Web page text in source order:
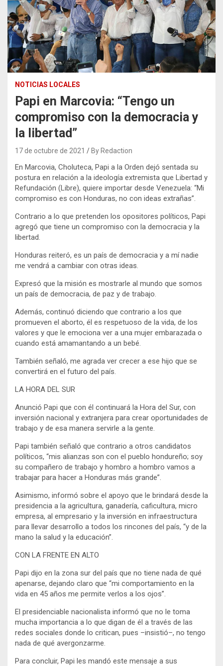
NOTICIAS LOCALES
Papi en Marcovia: “Tengo un
compromiso con la democracia y
la libertad”
17 de octubre de 2021 By Redaction
En Marcovia, Choluteca, Papi a la Orden dejó sentada su
postura en relación a la ideología extremista que Libertad y
Refundación (Libre), quiere importar desde Venezuela: “Mi
compromiso es con Honduras, no con ideas extrañas”.
Contrario a lo que pretenden los opositores políticos, Papi
agregó que tiene un compromiso con la democracia y la
libertad.
Honduras reiteró, es un país de democracia y a mí nadie
me vendrá a cambiar con otras ideas.
Expresó que la misión es mostrarle al mundo que somos
un país de democracia, de paz y de trabajo.
Además, continuó diciendo que contrario a los que
promueven el aborto, él es respetuoso de la vida, de los
valores y que le emociona ver a una mujer embarazada o
cuando está amamantando a un bebé.
También señaló, me agrada ver crecer a ese hijo que se
convertirá en el futuro del país.
LA HORA DEL SUR
Anunció Papi que con él continuará la Hora del Sur, con
inversión nacional y extranjera para crear oportunidades de
trabajo y de esa manera servirle a la gente.
Papi también señaló que contrario a otros candidatos
políticos, “mis alianzas son con el pueblo hondureño; soy
su compañero de trabajo y hombro a hombro vamos a
trabajar para hacer a Honduras más grande”.
Asimismo, informó sobre el apoyo que le brindará desde la
presidencia a la agricultura, ganadería, caficultura, micro
empresa, al empresario y la inversión en infraestructura
para llevar desarrollo a todos los rincones del país, “y de la
mano la salud y la educación”.
CON LA FRENTE EN ALTO
Papi dijo en la zona sur del país que no tiene nada de qué
apenarse, dejando claro que “mi comportamiento en la
vida en 45 años me permite verlos a los ojos”.
El presidenciable nacionalista informó que no le toma
mucha importancia a lo que digan de él a través de las
redes sociales donde lo critican, pues –insistió–, no tengo
nada de qué avergonzarme.
Para concluir, Papi les mandó este mensaje a sus